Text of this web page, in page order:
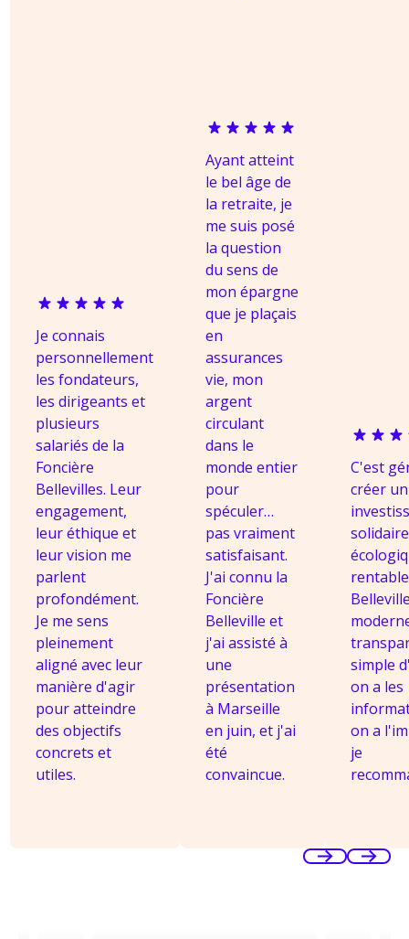
Je connais
personnellement
les fondateurs,
les dirigeants et
plusieurs
salariés de la
Foncière
Bellevilles. Leur
engagement,
leur éthique et
leur vision me
parlent
profondément.
Je me sens
pleinement
aligné avec leur
manière d'agir
pour atteindre
des objectifs
concrets et
utiles.
Ayant atteint
le bel âge de
la retraite, je
me suis posé
la question
du sens de
mon épargne
que je plaçais
en
assurances
vie, mon
argent
circulant
dans le
monde entier
pour
spéculer…
pas vraiment
satisfaisant.
J'ai connu la
Foncière
Belleville et
j'ai assisté à
une
présentation
à Marseille
en juin, et j'ai
été
convaincue.
C'est
créer un
simple
on a les
on a
je